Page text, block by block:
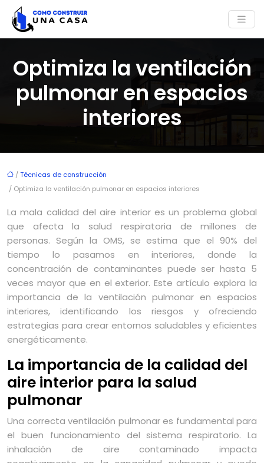
Optimiza la ventilación
pulmonar en espacios
interiores
/Técnicas de construcción
/ Optimiza la ventilación pulmonar en espacios interiores
La mala calidad del aire interior es un problema global
que afecta la salud respiratoria de millones de
personas. Según la OMS, se estima que el 90% del
tiempo lo pasamos en interiores, donde la
concentración de contaminantes puede ser hasta 5
veces mayor que en el exterior. Este artículo explora la
importancia de la ventilación pulmonar en espacios
interiores, identificando los riesgos y ofreciendo
estrategias para crear entornos saludables y eficientes
energéticamente.
La importancia de la calidad del
aire interior para la salud
pulmonar
Una correcta ventilación pulmonar es fundamental para
el buen funcionamiento del sistema respiratorio. La
inhalación de aire contaminado impacta